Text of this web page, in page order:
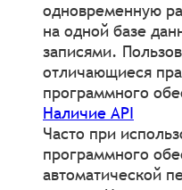
одновременную
на одной базе
записями.
отличающиеся
программного
Наличие API
Часто при
программного
автоматической